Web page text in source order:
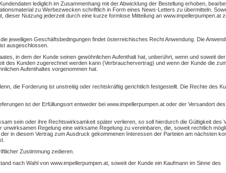
lediglich im Zusammenhang mit der Abwicklung der Bestellung erhoben,
zu Werbezwecken schriftlich in Form eines News-Letters zu übermitteln.
Nutzung jederzeit durch eine kurze formlose Mitteilung an www.impellerpumpen.at
jeweiligen Geschäftsbedingungen findet österreichisches Recht Anwendung. Die
ausgeschlossen.
in dem der Kunde seinen gewöhnlichen Aufenthalt hat, unberührt, wenn und soweit
des Kunden zugerechnet werden kann (Verbrauchervertrag) und wenn der Kunde die
Aufenthaltes vorgenommen hat.
die Forderung ist unstreitig oder rechtskräftig gerichtlich festgestellt. Die Rechte des
ist der Erfüllungsort entweder bei www.impellerpumpen.at oder der Versandort
sein oder ihre Rechtswirksamkeit später verlieren, so soll hierdurch die Gültigkeit des
Regelung eine wirksame Regelung zu vereinbaren, die, soweit rechtlich
in diesem Vertrag zum Ausdruck gekommenen Interessen der Parteien am nächsten
Zustimmung zedieren.
nach Wahl von www.impellerpumpen.at, soweit der Kunde ein Kaufmann im Sinne des